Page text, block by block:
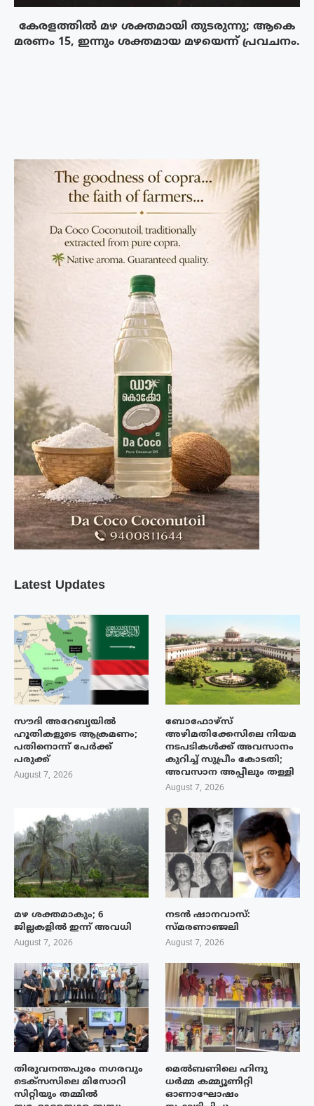
കേരളത്തിൽ മഴ ശക്തമായി തുടരുന്നു; ആകെ
മരണം 15, ഇന്നും ശക്തമായ മഴയെന്ന് പ്രവചനം.
Latest Updates
സൗദി അറേബ്യയിൽ
ഹൂതികളുടെ ആക്രമണം;
പതിനൊന്ന് പേർക്ക്
പരുക്ക്
August 7, 2026
ബോഫോഴ്‌സ്
അഴിമതിക്കേസിലെ നിയമ
നടപടികൾക്ക് അവസാനം
കുറിച്ച് സുപ്രീം കോടതി;
അവസാന അപ്പീലും തള്ളി
August 7, 2026
മഴ ശക്തമാകും; 6
ജില്ലകളിൽ ഇന്ന് അവധി
August 7, 2026
നടൻ ഷാനവാസ്:
സ്മരണാഞ്ജലി
August 7, 2026
തിരുവനന്തപുരം നഗരവും
ടെക്‌സസിലെ മിസോറി
സിറ്റിയും തമ്മിൽ
മെൽബണിലെ ഹിന്ദു
ധർമ്മ കമ്മ്യൂണിറ്റി
ഓണാഘോഷം